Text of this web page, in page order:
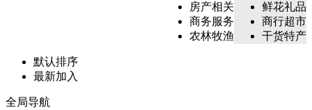
房产相关
商务服务
农林牧渔
鲜花礼品
商行超市
干货特产
默认排序
最新加入
全局导航